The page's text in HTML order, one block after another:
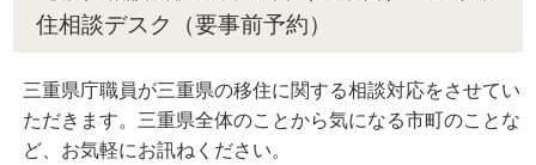
住相談デスク（要事前予約）
三重県庁職員が三重県の移住に関する相談対応をさせてい
ただきます。三重県全体のことから気になる市町のことな
ど、お気軽にお訊ねください。